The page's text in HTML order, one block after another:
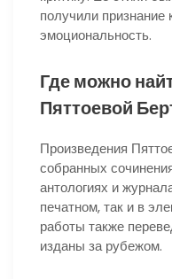
получили признание
эмоциональность.
Где можно
Пяттоевой
Произведения
собранных
антологиях и
печатном, так и в
работы также
изданы за рубежом.